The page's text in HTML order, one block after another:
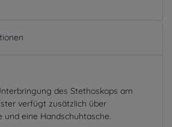
des Stethoskops am
verfügt zusätzlich über
und eine Handschuhtasche.